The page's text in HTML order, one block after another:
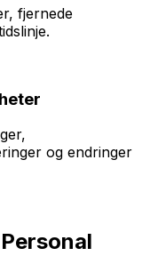
fjernede
og endringer